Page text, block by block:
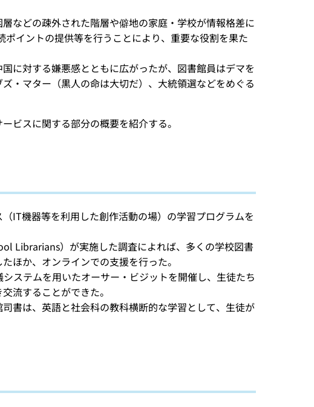
などの疎外された階層や僻地の家庭・学校が情報格差に
イントの提供等を行うことにより、重要な役割を果た
に対する嫌悪感とともに広がったが、図書館員はデマを
・マター（黒人の命は大切だ）、大統領選などをめぐる
ビスに関する部分の概要を紹介する。
IT機器等を利用した創作活動の場）の学習プログラムを
Librarians）が実施した調査によれば、多くの学校図書
ほか、オンラインでの支援を行った。
ステムを用いたオーサー・ビジットを開催し、生徒たち
流することができた。
書は、英語と社会科の教科横断的な学習として、生徒が